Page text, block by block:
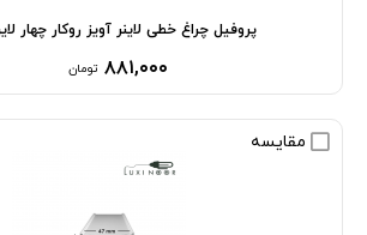
پروفیل چراغ خطی لاینر آویز روکار چهار
۸۸۱,۰۰۰ تومان
مقایسه